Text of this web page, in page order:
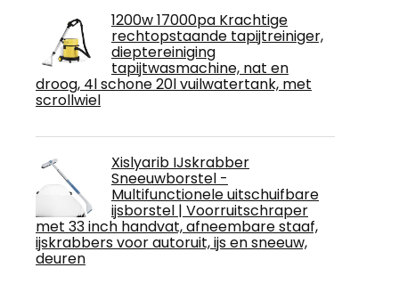
1200w 17000pa Krachtige
rechtopstaande tapijtreiniger,
dieptereiniging
tapijtwasmachine, nat en
droog, 4l schone 20l vuilwatertank, met
scrollwiel
Xislyarib IJskrabber
Sneeuwborstel -
Multifunctionele uitschuifbare
ijsborstel | Voorruitschraper
met 33 inch handvat, afneembare staaf,
ijskrabbers voor autoruit, ijs en sneeuw,
deuren